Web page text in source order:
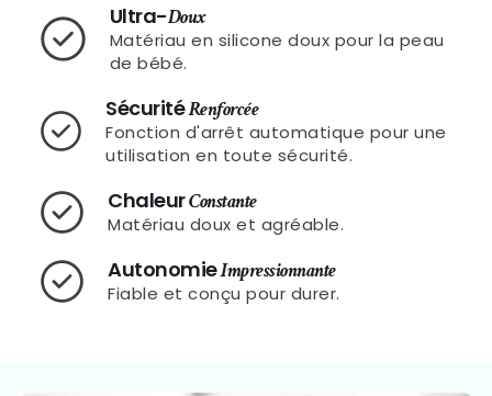
Ultra-Doux
Matériau en silicone doux pour la peau
de bébé.
SécuritéRenforcée
Fonction d'arrêt automatique pour une
utilisation en toute sécurité.
ChaleurConstante
Matériau doux et agréable.
AutonomieImpressionnante
Fiable et conçu pour durer.